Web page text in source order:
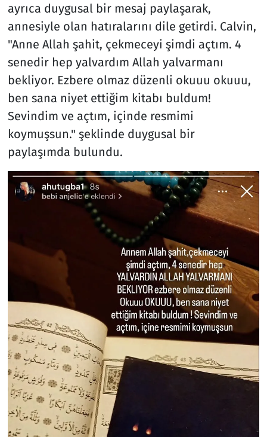
ayrıca duygusal bir mesaj paylaşarak,
annesiyle olan hatıralarını dile getirdi. Calvin,
"Anne Allah şahit, çekmeceyi şimdi açtım. 4
senedir hep yalvardım Allah yalvarmanı
bekliyor. Ezbere olmaz düzenli okuuu okuuu,
ben sana niyet ettiğim kitabı buldum!
Sevindim ve açtım, içinde resmimi
koymuşsun." şeklinde duygusal bir
paylaşımda bulundu.